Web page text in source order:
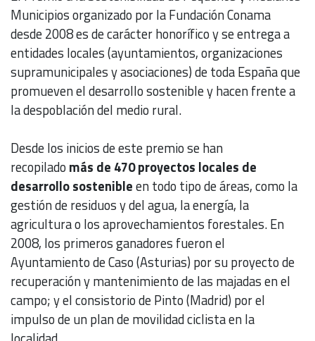
Municipios organizado por la Fundación Conama
desde 2008 es de carácter honorífico y se entrega a
entidades locales (ayuntamientos, organizaciones
supramunicipales y asociaciones) de toda España que
promueven el desarrollo sostenible y hacen frente a
la despoblación del medio rural.
Desde los inicios de este premio se han
recopilado más de 470 proyectos locales de
desarrollo sostenibleen todo tipo de áreas, como la
gestión de residuos y del agua, la energía, la
agricultura o los aprovechamientos forestales. En
2008, los primeros ganadores fueron el
Ayuntamiento de Caso (Asturias) por su proyecto de
recuperación y mantenimiento de las majadas en el
campo; y el consistorio de Pinto (Madrid) por el
impulso de un plan de movilidad ciclista en la